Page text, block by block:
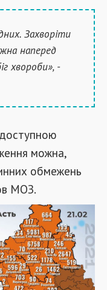
Захворіти
наперед
хвороби», -
можна,
обмежень
МОЗ.